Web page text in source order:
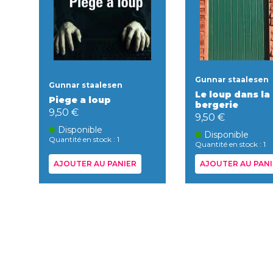
Gunnar staalesen
Piege a loup
9,50 €
Disponible
Quantité en stock : 1
AJOUTER AU PANIER
Gunnar staalesen
Le loup dans la
bergerie
9,50 €
Disponible
Quantité en stock : 1
AJOUTER AU